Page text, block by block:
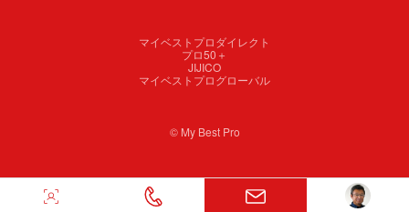
マイベストプロダイレクト
プロ50＋
JIJICO
マイベストプログローバル
© My Best Pro